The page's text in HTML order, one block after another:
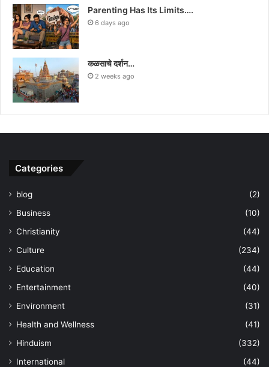
Parenting Has Its Limits….
6 days ago
कळसाचे दर्शन…
2 weeks ago
Categories
blog
(2)
Business
(10)
Christianity
(44)
Culture
(234)
Education
(44)
Entertainment
(40)
Environment
(31)
Health and Wellness
(41)
Hinduism
(332)
International
(44)